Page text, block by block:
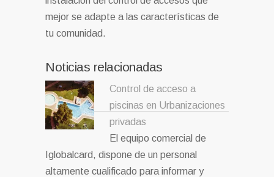
mejor se adapte a las características de
tu comunidad.
Noticias relacionadas
Control de acceso a
piscinas en Urbanizaciones
privadas
El equipo comercial de
Iglobalcard, dispone de un personal
altamente cualificado para informar y